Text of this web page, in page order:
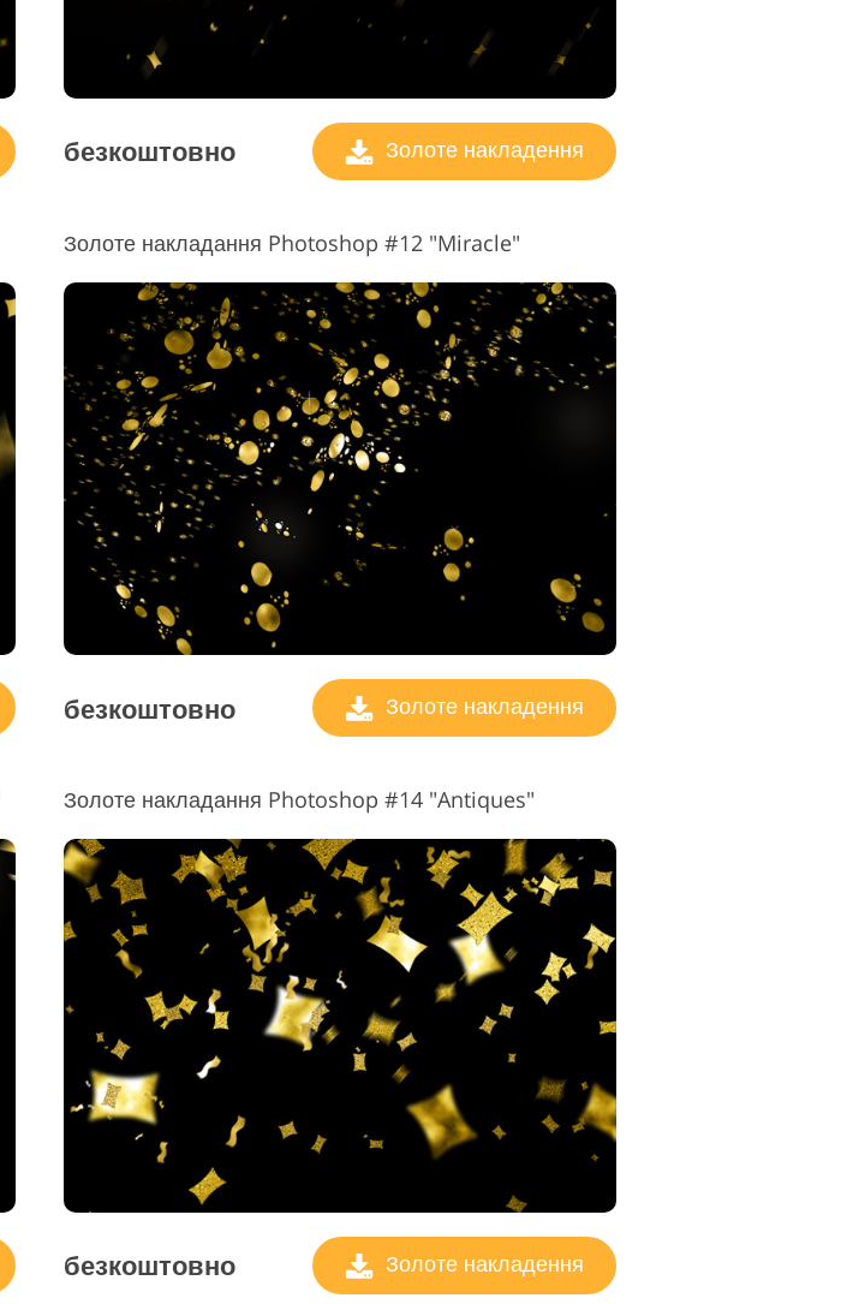
безкоштовно Золоте накладення
Золоте накладання Photoshop #12 "Miracle"
безкоштовно Золоте накладення
Золоте накладання Photoshop #14 "Antiques"
безкоштовно Золоте накладення